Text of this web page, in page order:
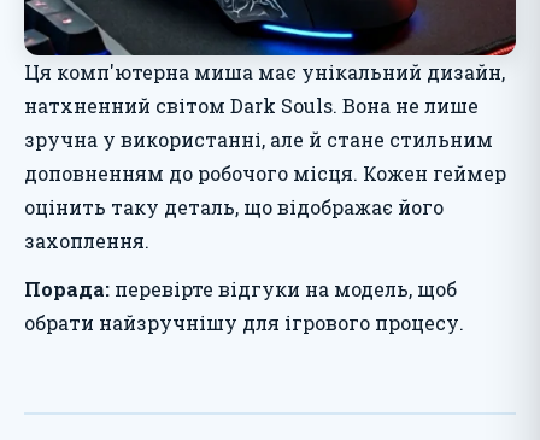
Ця комп'ютерна миша має унікальний дизайн,
натхненний світом Dark Souls. Вона не лише
зручна у використанні, але й стане стильним
доповненням до робочого місця. Кожен геймер
оцінить таку деталь, що відображає його
захоплення.
Порада: перевірте відгуки на модель, щоб
обрати найзручнішу для ігрового процесу.